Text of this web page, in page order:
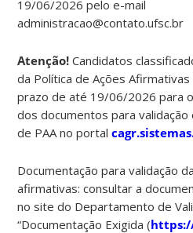
19/06/2026 pelo e-mail
administracao@contato.ufsc.br
Atenção! Candidatos
da Política de Ações
prazo de até 19/06/2026 para
dos documentos para validação
de PAA no portal
Documentação para validação
afirmativas: consultar a
no site do Departamento de
“Documentação Exigida (